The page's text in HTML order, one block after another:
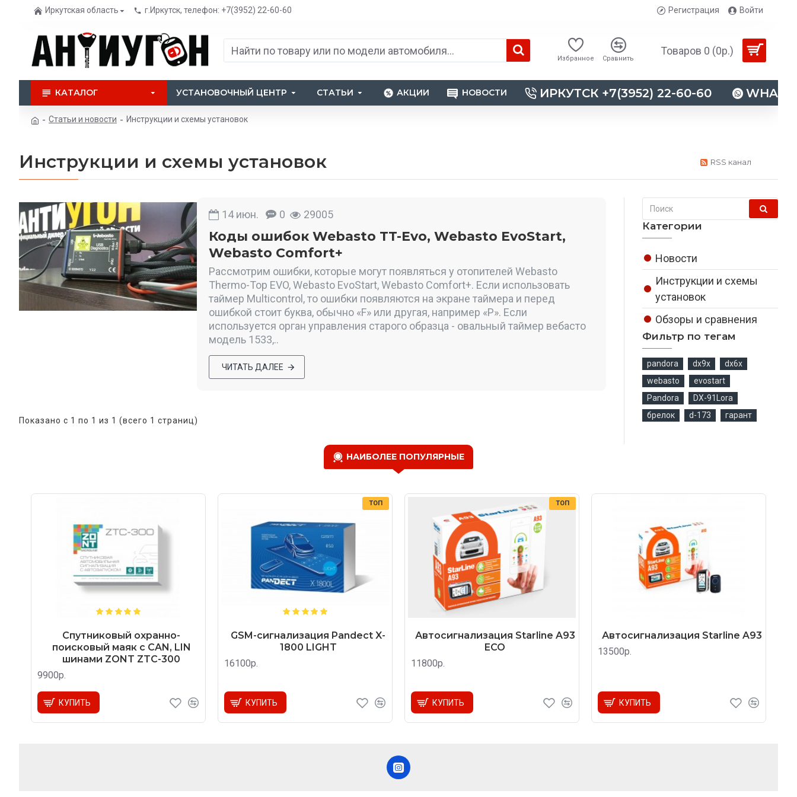
Иркутская область г.Иркутск, телефон: +7(3952) 22-60-60 Регистрация Войти
Избранное Сравнить
Товаров 0 (0р.)
КАТАЛОГ УСТАНОВОЧНЫЙ ЦЕНТР СТАТЬИ АКЦИИ НОВОСТИ ИРКУТСК +7(3952) 22-60-60
Статьи и новости Инструкции и схемы установок
Инструкции и схемы установок RSS канал
14 июн. 0 29005
Коды ошибок Webasto TT-Evo, Webasto EvoStart,
Webasto Comfort+
Рассмотрим ошибки, которые могут появляться у отопителей Webasto
Thermo-Top EVO, Webasto EvoStart, Webasto Comfort+. Если использовать
таймер Multicontrol, то ошибки появляются на экране таймера и перед
ошибкой стоит буква, обычно «F» или другая, например «P». Если
используется орган управления старого образца - овальный таймер вебасто
модель 1533,..
ЧИТАТЬ ДАЛЕЕ
Показано с 1 по 1 из 1 (всего 1 страниц)
Категории
Новости
Инструкции и схемы
установок
Обзоры и сравнения
Фильтр по тегам
pandora dx9x
dx6x
webasto
evostart
Pandora
DX-91Lora
брелок
d-173 гарант
НАИБОЛЕЕ ПОПУЛЯРНЫЕ
Спутниковый охранно-
поисковый маяк с CAN, LIN
шинами ZONT ZTC-300
9900р.
КУПИТЬ
ТОП
GSM-сигнализация Pandect X-
1800 LIGHT
16100р.
КУПИТЬ
ТОП
Автосигнализация Starline A93
ECO
11800р.
КУПИТЬ
Автосигнализация Starline A93
13500р.
КУПИТЬ